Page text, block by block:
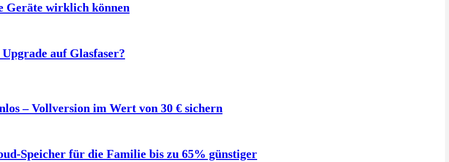
Geräte wirklich können
auf Glasfaser?
– Vollversion im Wert von 30 € sichern
Speicher für die Familie bis zu 65% günstiger